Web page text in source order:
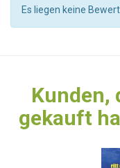
Es liegen keine
Kunden,
gekauft